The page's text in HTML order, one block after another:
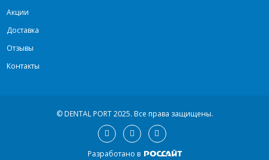
Акции
Доставка
Отзывы
Контакты
© DENTAL PORT 2025. Все права защищены.
Разработано в